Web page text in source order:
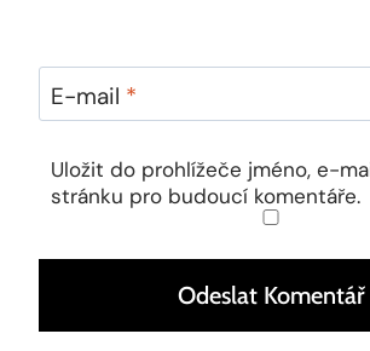
E-mail *
Uložit do prohlížeče jméno, e-
stránku pro budoucí komentáře.